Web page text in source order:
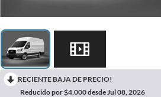
RECIENTE BAJA DE PRECIO!
Reducido por $4,000 desde Jul 08, 2026